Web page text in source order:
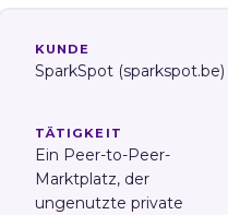
KUNDE
SparkSpot (sparkspot.be)
TÄTIGKEIT
Ein Peer-to-Peer-
Marktplatz, der
ungenutzte private